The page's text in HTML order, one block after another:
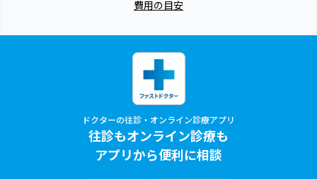
費用の目安
ドクターの往診・オンライン診療アプリ
往診もオンライン診療も
アプリから便利に相談